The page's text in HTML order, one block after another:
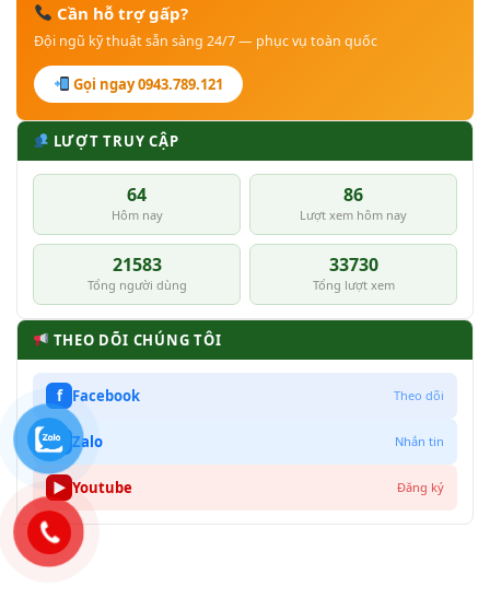
Cần hỗ trợ gấp?
Đội ngũ kỹ thuật sẵn sàng 24/7 — phục vụ toàn quốc
Gọi ngay 0943.789.121
LƯỢT TRUY CẬP
64
Hôm nay
86
Lượt xem hôm nay
21583
Tổng người dùng
33730
Tổng lượt xem
THEO DÕI CHÚNG TÔI
f Facebook Theo dõi
Z Zalo Nhắn tin
▶ Youtube Đăng ký